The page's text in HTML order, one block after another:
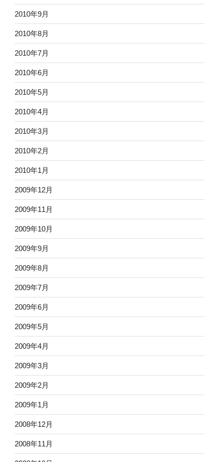
2010年9月
2010年8月
2010年7月
2010年6月
2010年5月
2010年4月
2010年3月
2010年2月
2010年1月
2009年12月
2009年11月
2009年10月
2009年9月
2009年8月
2009年7月
2009年6月
2009年5月
2009年4月
2009年3月
2009年2月
2009年1月
2008年12月
2008年11月